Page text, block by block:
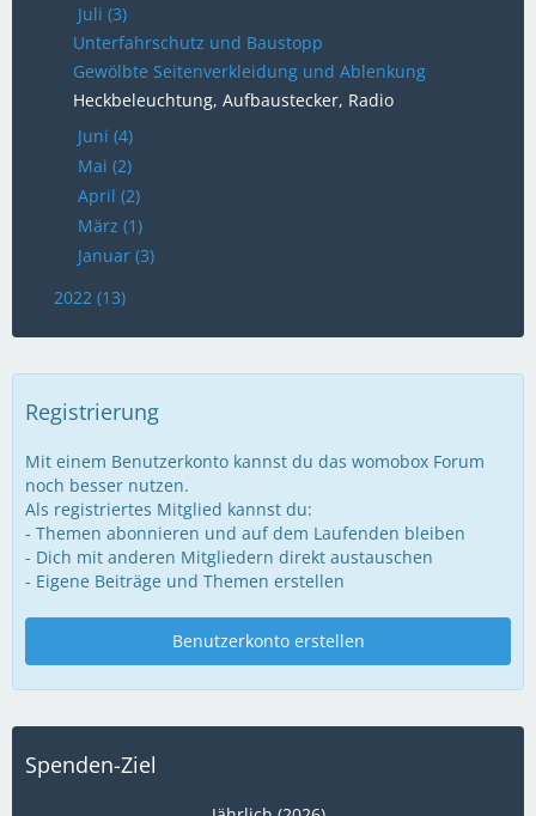
Juli (3)
Unterfahrschutz und Baustopp
Gewölbte Seitenverkleidung und Ablenkung
Heckbeleuchtung, Aufbaustecker, Radio
Juni (4)
Mai (2)
April (2)
März (1)
Januar (3)
2022 (13)
Registrierung
Mit einem Benutzerkonto kannst du das womobox Forum
noch besser nutzen.
Als registriertes Mitglied kannst du:
- Themen abonnieren und auf dem Laufenden bleiben
- Dich mit anderen Mitgliedern direkt austauschen
- Eigene Beiträge und Themen erstellen
Benutzerkonto erstellen
Spenden-Ziel